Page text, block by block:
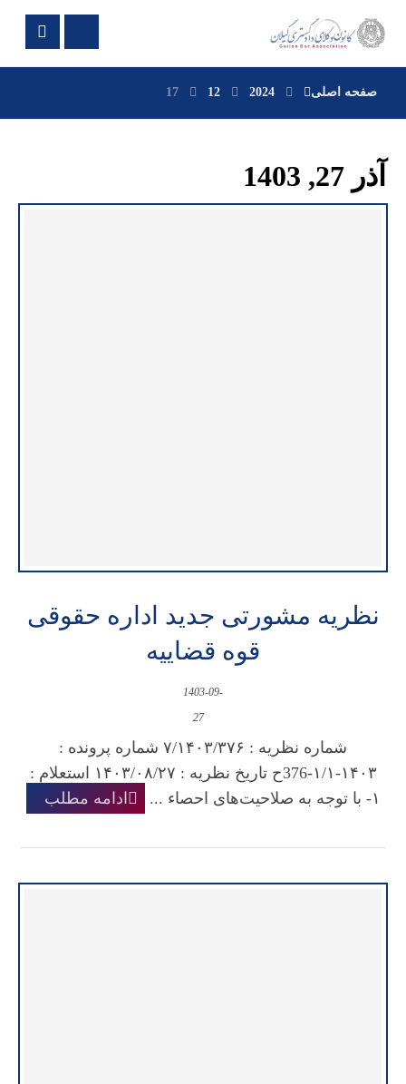
صفحه اصلی 2024
12
17
آذر 27, 1403
نظریه مشورتی جدید اداره حقوقی
قوه قضاییه
1403-09-
27
شماره نظریه : ۷/۱۴۰۳/۳۷۶ شماره پرونده :
۱۴۰۳-۱/۱-376ح تاریخ نظریه : ۱۴۰۳/۰۸/۲۷ استعلام :
۱- با توجه به صلاحیت‌های احصاء ...
ادامه مطلب